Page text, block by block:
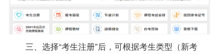
三、选择“考生注册”后，可根据考生类型（新考